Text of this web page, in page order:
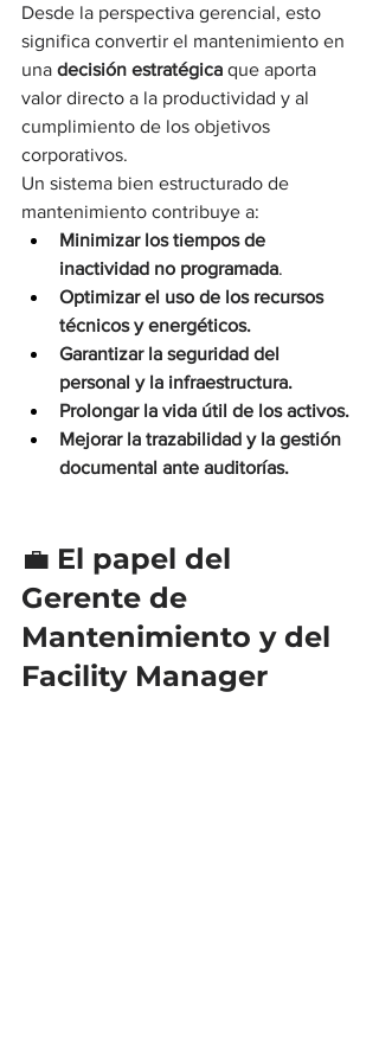
Desde la perspectiva gerencial, esto
significa convertir el mantenimiento en
una decisión estratégica que aporta
valor directo a la productividad y al
cumplimiento de los objetivos
corporativos.
Un sistema bien estructurado de
mantenimiento contribuye a:
Minimizar los tiempos de
inactividad no programada.
Optimizar el uso de los recursos
técnicos y energéticos.
Garantizar la seguridad del
personal y la infraestructura.
Prolongar la vida útil de los activos.
Mejorar la trazabilidad y la gestión
documental ante auditorías.
💼 El papel del
Gerente de
Mantenimiento y del
Facility Manager